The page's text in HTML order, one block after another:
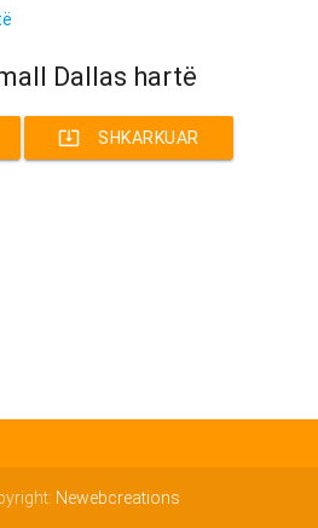
Dallas hartë
system_update_alt SHKARKUAR
Newebcreations